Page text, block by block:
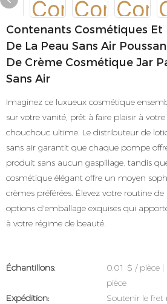
Contenants Cosmétiques Et
De La Peau Sans Air
De Crème Cosmétique Jar
Sans Air
Imaginez ce luxueux cosmétique
sur votre vanité, prêt à faire plaisir à
chouchouc ultime. Le distributeur de
sans air garantit que chaque pompe
produit sans aucun gaspillage, tandis
cosmétique élégant offre un moyen
crèmes préférées. Élevez votre routine
options d'emballage exquises qui
à votre régime de beauté.
Échantillons:
0,01 $ / pièce
pièce
Expédition:
Soutenir le